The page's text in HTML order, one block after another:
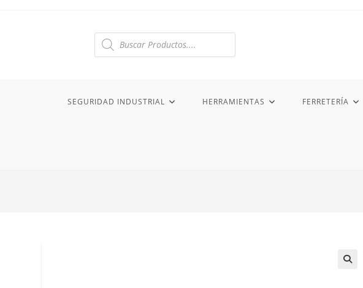
Búsqueda
SEGURIDAD INDUSTRIAL HERRAMIENTAS FERRETERÍA